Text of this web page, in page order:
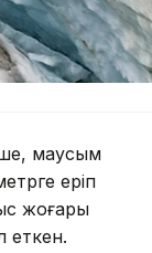
маусым
еріп
жоғары
еткен.